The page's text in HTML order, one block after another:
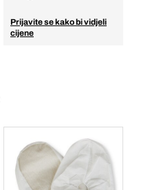
Prijavite se kako bi vidjeli
cijene